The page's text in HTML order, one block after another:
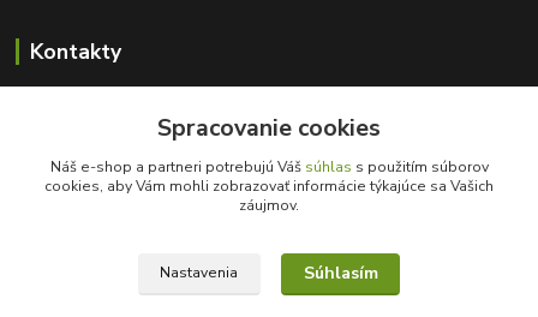
Kontakty
+421 908 401 224
info@kvetyzraja.sk
Spracovanie cookies
Náš e-shop a partneri potrebujú Váš súhlas s použitím súborov
cookies, aby Vám mohli zobrazovať informácie týkajúce sa Vašich
záujmov.
Nastavenia Súhlasím